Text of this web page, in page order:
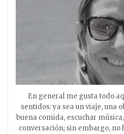
En general me gusta todo
sentidos: ya sea un viaje, una
buena comida, escuchar
conversación; sin embargo, no